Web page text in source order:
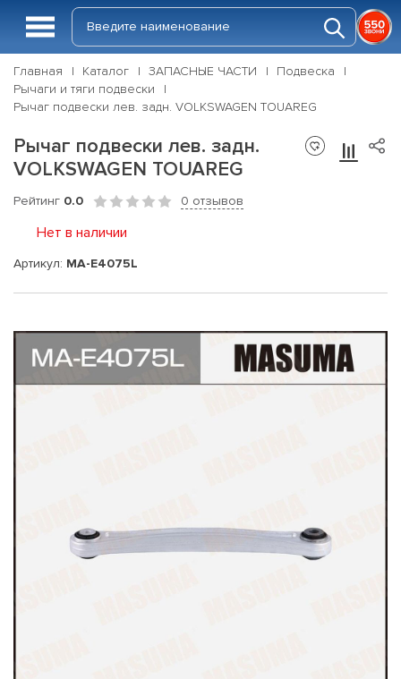
Главная Каталог ЗАПАСНЫЕ ЧАСТИ
Подвеска
Рычаги и тяги подвески
Рычаг подвески лев. задн. VOLKSWAGEN TOUAREG
Рычаг подвески лев. задн.
VOLKSWAGEN TOUAREG
Рейтинг 0.0 0 отзывов
Нет в наличии
Артикул: MA-E4075L